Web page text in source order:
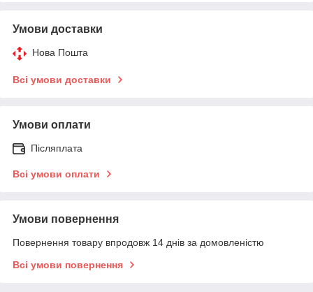
Умови доставки
Нова Пошта
Всі умови доставки
Умови оплати
Післяплата
Всі умови оплати
Умови повернення
Повернення товару впродовж 14 днів за домовленістю
Всі умови повернення